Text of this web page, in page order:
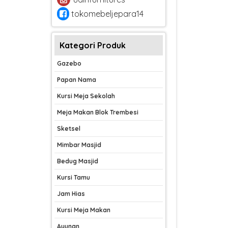
tokomebeljepara14
Kategori Produk
Gazebo
Papan Nama
Kursi Meja Sekolah
Meja Makan Blok Trembesi
Sketsel
Mimbar Masjid
Bedug Masjid
Kursi Tamu
Jam Hias
Kursi Meja Makan
Ayunan